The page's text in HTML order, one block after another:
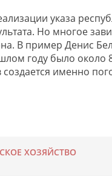
указа
Но многое
В пример Денис
году было около
создается именно
ХОЗЯЙСТВО